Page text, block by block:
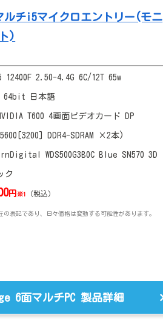
ルチi5マイクロエントリー(モニ
)
2.50-4.4G 6C/12T 65w
64bit 日本語
T600 4画面ビデオカード DP
DDR4-SDRAM ×2本)
WDS500G3B0C Blue SN570 3D
ク
円 ※1 （税込）
の表記であり、日々価格は変動する可能性があります。
6面マルチPC 製品詳細